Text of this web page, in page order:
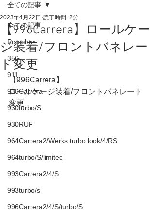
全ての記事
Porsche
356
911
930Carrera
930turbo/S
930RUF
964Carrera2/Werks turbo look/4/RS
964turbo/S/limited
993Carrera2/4/S
993turbo/s
996Carrera2/4/S/turbo/S
全ての記事
【996Carrera】ロールケー
ジ装着/フロントバネレー
ト変更
2023年4月22日 読了時間: 2分
【996Carrera】
ロールケージ装着/フロントバネレート
変更